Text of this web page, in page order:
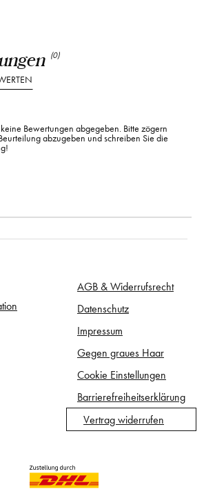
(0)
Bewertungen abgegeben. Bitte zögern
abzugeben und schreiben Sie die
AGB & Widerrufsrecht
Datenschutz
Impressum
Gegen graues Haar
Cookie Einstellungen
Barrierefreiheitserklärung
Vertrag widerrufen